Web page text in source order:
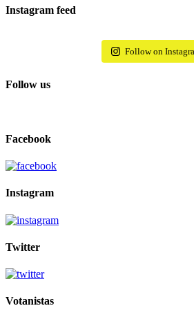
Instagram feed
Follow on
Follow us
Facebook
Instagram
Twitter
Votanistas